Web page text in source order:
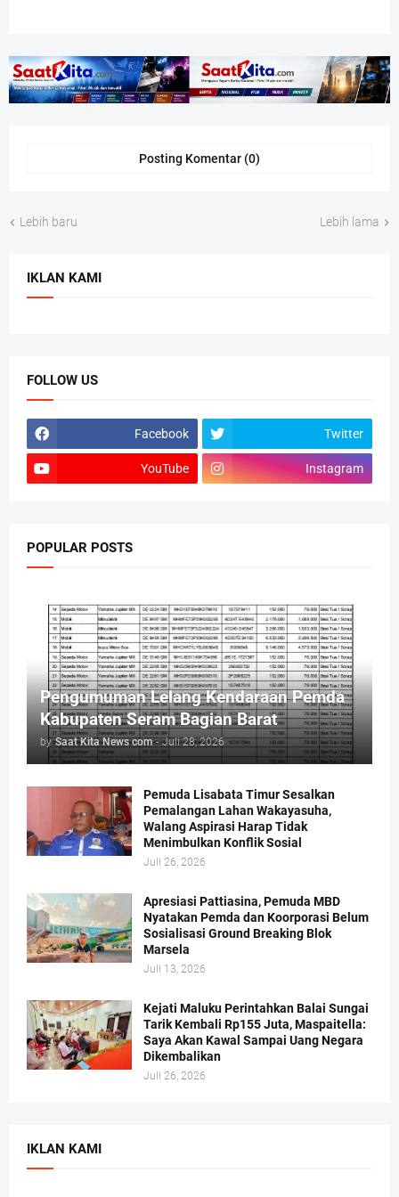
Posting Komentar (0)
Lebih baru Lebih lama
IKLAN KAMI
FOLLOW US
Facebook Twitter
YouTube Instagram
POPULAR POSTS
Pengumuman Lelang Kendaraan Pemda
Kabupaten Seram Bagian Barat
by Saat Kita News com - Juli 28, 2026
Pemuda Lisabata Timur Sesalkan
Pemalangan Lahan Wakayasuha,
Walang Aspirasi Harap Tidak
Menimbulkan Konflik Sosial
Juli 26, 2026
Apresiasi Pattiasina, Pemuda MBD
Nyatakan Pemda dan Koorporasi Belum
Sosialisasi Ground Breaking Blok
Marsela
Juli 13, 2026
Kejati Maluku Perintahkan Balai Sungai
Tarik Kembali Rp155 Juta, Maspaitella:
Saya Akan Kawal Sampai Uang Negara
Dikembalikan
Juli 26, 2026
IKLAN KAMI